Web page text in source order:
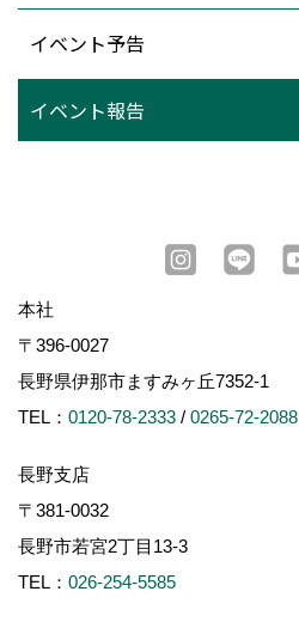
イベント予告
イベント報告
本社
〒396-0027
長野県伊那市ますみヶ丘7352-1
TEL： 0120-78-2333 / 0265-72-2088
長野支店
〒381-0032
長野市若宮2丁目13-3
TEL： 026-254-5585